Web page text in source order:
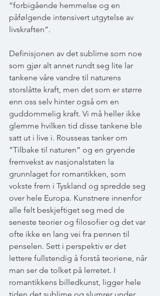
”forbigående hemmelse og en
påfølgende intensivert utgytelse av
livskraften”.
Definisjonen av det sublime som noe
som gjør alt annet rundt seg lite lar
tankene våre vandre til naturens
storslåtte kraft, men det som er større
enn oss selv hinter også om en
guddommelig kraft. Vi må heller ikke
glemme hvilken tid disse tankene ble
satt ut i live i. Rousseas tanker om
”Tilbake til naturen” og en gryende
fremvekst av nasjonalstaten la
grunnlaget for romantikken, som
vokste frem i Tyskland og spredde seg
over hele Europa. Kunstnere innenfor
alle felt beskjeftiget seg med de
seneste teorier og filosofier og det var
ofte ikke en lang vei fra pennen til
penselen. Sett i perspektiv er det
lettere fullstendig å forstå teoriene, når
man ser de tolket på lerretet. I
romantikkens billedkunst, ligger hele